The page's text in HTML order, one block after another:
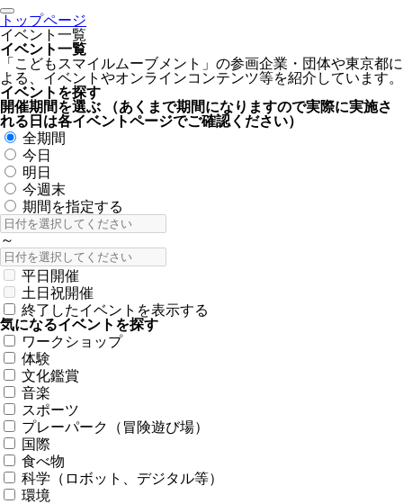
トップページ
イベント一覧
イベント一覧
「こどもスマイルムーブメント」の参画企業・団体や東京都に
よる、イベントやオンラインコンテンツ等を紹介しています。
イベントを探す
開催期間を選ぶ
（あくまで期間になりますので実際に実施さ
れる日は各イベントページでご確認ください）
全期間
今日
明日
今週末
期間を指定する
～
平日開催
土日祝開催
終了したイベントを表示する
気になるイベントを探す
ワークショップ
体験
文化鑑賞
音楽
スポーツ
プレーパーク（冒険遊び場）
国際
食べ物
科学（ロボット、デジタル等）
環境